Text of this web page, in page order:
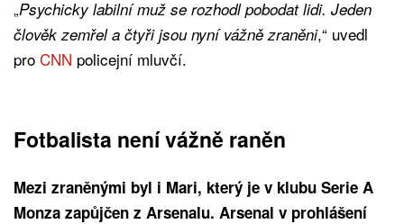
„Psychicky labilní muž se rozhodl pobodat lidi. Jeden
člověk zemřel a čtyři jsou nyní vážně zraněni,“ uvedl
pro CNN policejní mluvčí.
Fotbalista není vážně raněn
Mezi zraněnými byl i Mari, který je v klubu Serie A
Monza zapůjčen z Arsenalu. Arsenal v prohlášení